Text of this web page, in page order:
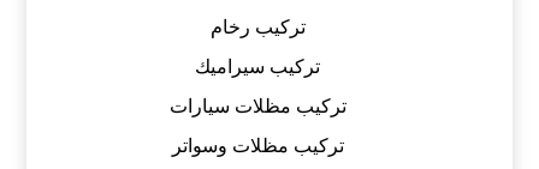
تركيب رخام
تركيب سيراميك
تركيب مظلات سيارات
تركيب مظلات وسواتر